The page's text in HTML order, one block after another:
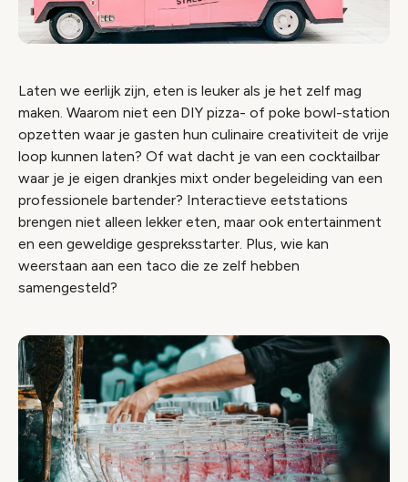
Laten we eerlijk zijn, eten is leuker als je het zelf mag
maken. Waarom niet een DIY pizza- of poke bowl-station
opzetten waar je gasten hun culinaire creativiteit de vrije
loop kunnen laten? Of wat dacht je van een cocktailbar
waar je je eigen drankjes mixt onder begeleiding van een
professionele bartender? Interactieve eetstations
brengen niet alleen lekker eten, maar ook entertainment
en een geweldige gespreksstarter. Plus, wie kan
weerstaan aan een taco die ze zelf hebben
samengesteld?